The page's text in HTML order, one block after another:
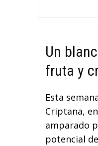
Un
fruta y
Esta
Criptana,
amparado
potencial